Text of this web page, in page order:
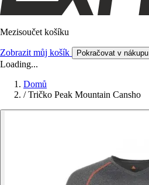
Mezisoučet košíku
Zobrazit můj košík Pokračovat v nákupu
Loading...
Domů
/ Tričko Peak Mountain Cansho